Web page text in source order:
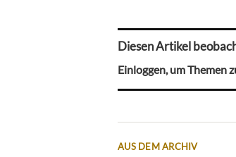
Diesen Artikel
Einloggen, um Themen
AUS DEM ARCHIV